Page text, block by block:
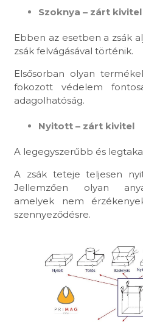
Szoknya – zárt kivitel
Ebben az esetben a zsák
zsák felvágásával történik.
Elsősorban olyan
fokozott védelem
adagolhatóság.
Nyitott – zárt kivitel
A legegyszerűbb és
A zsák teteje teljesen
Jellemzően olyan
amelyek nem
szennyeződésre.